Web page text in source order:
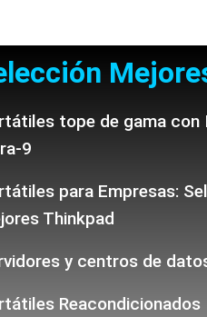
tope de gama con
9
para Empresas:
Thinkpad
y centros de
Reacondicionados